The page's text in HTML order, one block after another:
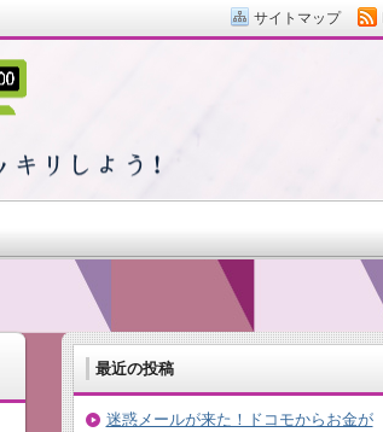
最近の投稿
迷惑メールが来た！ドコモからお金が
サイトマップ